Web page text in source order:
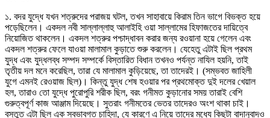
১. বদর যুদ্ধে যখন শত্রুদের পরাজয় ঘটল, তখন সাহাবায়ে কিরাম তিন ভাগে বিভক্ত হয়ে
পড়েছিলেন। একদল নবী সাল্লাল্লাহু আলাইহি ওয়া সাল্লামের হিফাজতের দায়িত্বে
নিয়োজিত থাকলেন। একদল শত্রুর পশ্চাদ্ধাবন করার জন্য রওয়ানা হয়ে গেলেন এবং
একদল শত্রুর ফেলে যাওয়া মালামাল কুড়াতে শুরু করলেন। যেহেতু এটাই ছিল প্রথম
যুদ্ধ এবং যুদ্ধলব্ধ সম্পদ সম্পর্কে বিস্তারিত বিধান তখনও পর্যন্ত নাযিল হয়নি, তাই
তৃতীয় দল মনে করেছিল, তারা যে মালামাল কুড়িয়েছে, তা তাদেরই। (সম্ভবত জাহিলী
যুগে এমনই রেওয়াজ ছিল)। কিন্তু যুদ্ধ শেষ হওয়ার পর প্রথমোক্ত দুই দলের খেয়াল
হল, তারাও তো যুদ্ধে পুরোপুরি শরীক ছিল, বরং গনীমত কুড়ানোর সময় তারাই বেশি
গুরুত্বপূর্ণ কাজ আঞ্জাম দিয়েছে। সুতরাং গনীমতের ভেতর তাদেরও অংশ থাকা চাই।
বস্তুত এটা ছিল এক স্বভাবগত চাহিদা, যে কারণে এ নিয়ে তাদের মধ্যে কিছুটা বাদানুবাদও